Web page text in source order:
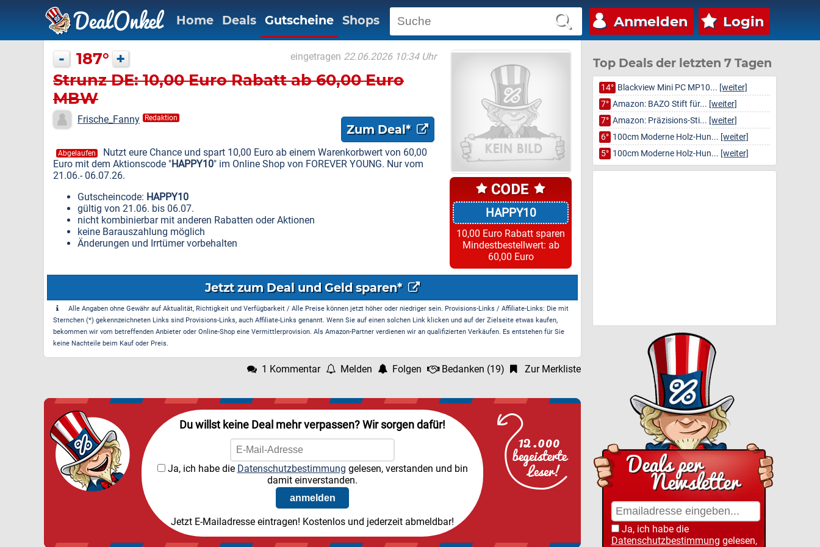
Anmelden Login
Home Deals Gutscheine Shops
HAPPY10
10,00 Euro Rabatt sparen
Mindestbestellwert: ab
60,00 Euro
- 187° + eingetragen 22.06.2026 10:34 Uhr
Strunz DE: 10,00 Euro Rabatt ab 60,00 Euro
MBW
Frische_Fanny Redaktion
Zum Deal*
Abgelaufen
Nutzt eure Chance und spart 10,00 Euro ab einem Warenkorbwert von 60,00
Euro mit dem Aktionscode "HAPPY10" im Online Shop von FOREVER YOUNG. Nur vom
21.06.- 06.07.26.
Gutscheincode: HAPPY10
gültig von 21.06. bis 06.07.
nicht kombinierbar mit anderen Rabatten oder Aktionen
keine Barauszahlung möglich
Änderungen und Irrtümer vorbehalten
Jetzt zum Deal und Geld sparen*
Alle Angaben ohne Gewähr auf Aktualität, Richtigkeit und Verfügbarkeit / Alle Preise können jetzt höher oder niedriger sein. Provisions-Links / Affiliate-Links: Die mit
Sternchen (*) gekennzeichneten Links sind Provisions-Links, auch Affiliate-Links genannt. Wenn Sie auf einen solchen Link klicken und auf der Zielseite etwas kaufen,
bekommen wir vom betreffenden Anbieter oder Online-Shop eine Vermittlerprovision. Als Amazon-Partner verdienen wir an qualifizierten Verkäufen. Es entstehen für Sie
keine Nachteile beim Kauf oder Preis.
1 Kommentar Melden Folgen Bedanken (19) Zur Merkliste
Du willst keine Deal mehr verpassen? Wir sorgen dafür!
Ja, ich habe die Datenschutzbestimmung gelesen, verstanden und bin
damit einverstanden.
Jetzt E-Mailadresse eintragen! Kostenlos und jederzeit abmeldbar!
Top Deals der letzten 7 Tagen
14° Blackview Mini PC MP10... [weiter]
7° Amazon: BAZO Stift für... [weiter]
7° Amazon: Präzisions-Sti... [weiter]
6° 100cm Moderne Holz-Hun... [weiter]
5° 100cm Moderne Holz-Hun... [weiter]
Ja, ich habe die
Datenschutzbestimmung gelesen,